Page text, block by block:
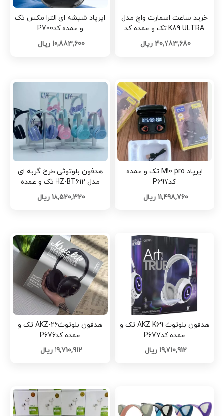
خرید ساعت اسمارت واچ مدل
K89 ULTRA تک و عمده کد
B501
40,783,680 ریال
ایرپاد شیشه ای الترا مکس تک
و عمده کدP700
10,883,600 ریال
ایرپاد M10 pro تک و عمده
کدP697
11,498,760 ریال
هدفون بلوتوثی طرح گربه ای
مدل HZ-BT612 تک و عمده
کدP686
18,520,320 ریال
هدفون بلوتوث AKZ K69 تک و
عمده کدP677
19,710,912 ریال
هدفون بلوتوثAKZ-26 تک و
عمده کدP676
19,710,912 ریال